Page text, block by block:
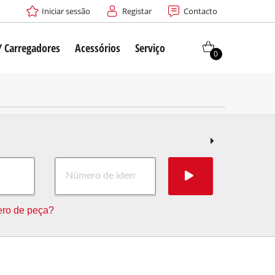
Iniciar sessão Registar Contacto
Acessórios Serviço 0
de peça?